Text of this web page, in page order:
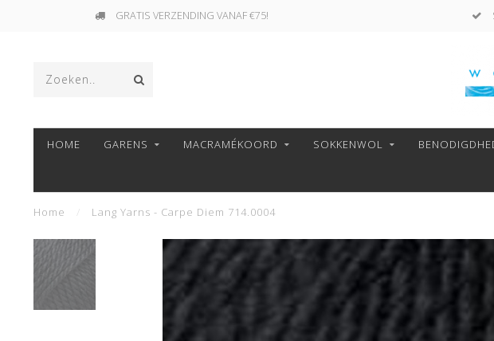
GRATIS VERZENDING VANAF €75!
HOME GARENS MACRAMÉKOORD SOKKENWOL
Home Lang Yarns - Carpe Diem 714.0004